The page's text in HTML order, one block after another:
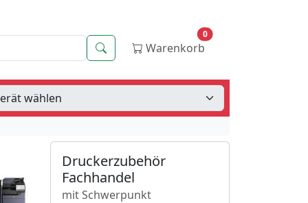
Suche Warenkorb
0
Druckerzubehör
Fachhandel
mit Schwerpunkt